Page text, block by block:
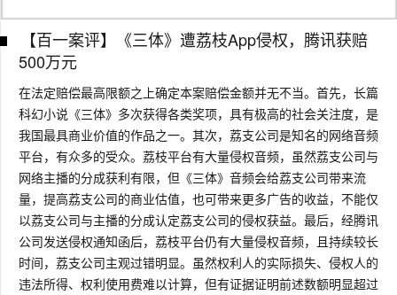
【百一案评】《三体》遭荔枝App侵权，腾讯获赔
500万元
在法定赔偿最高限额之上确定本案赔偿金额并无不当。首先，长篇
科幻小说《三体》多次获得各类奖项，具有极高的社会关注度，是
我国最具商业价值的作品之一。其次，荔支公司是知名的网络音频
平台，有众多的受众。荔枝平台有大量侵权音频，虽然荔支公司与
网络主播的分成获利有限，但《三体》音频会给荔支公司带来流
量，提高荔支公司的商业估值，也可带来更多广告的收益，不能仅
以荔支公司与主播的分成认定荔支公司的侵权获益。最后，经腾讯
公司发送侵权通知函后，荔枝平台仍有大量侵权音频，且持续较长
时间，荔支公司主观过错明显。虽然权利人的实际损失、侵权人的
违法所得、权利使用费难以计算，但有证据证明前述数额明显超过